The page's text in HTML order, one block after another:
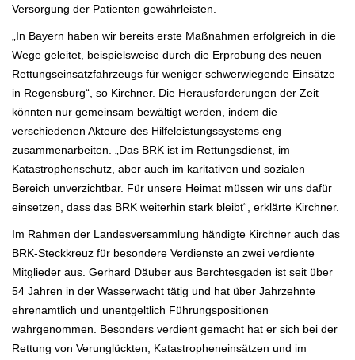
Versorgung der Patienten gewährleisten.
„In Bayern haben wir bereits erste Maßnahmen erfolgreich in die
Wege geleitet, beispielsweise durch die Erprobung des neuen
Rettungseinsatzfahrzeugs für weniger schwerwiegende Einsätze
in Regensburg“, so Kirchner. Die Herausforderungen der Zeit
könnten nur gemeinsam bewältigt werden, indem die
verschiedenen Akteure des Hilfeleistungssystems eng
zusammenarbeiten. „Das BRK ist im Rettungsdienst, im
Katastrophenschutz, aber auch im karitativen und sozialen
Bereich unverzichtbar. Für unsere Heimat müssen wir uns dafür
einsetzen, dass das BRK weiterhin stark bleibt“, erklärte Kirchner.
Im Rahmen der Landesversammlung händigte Kirchner auch das
BRK-Steckkreuz für besondere Verdienste an zwei verdiente
Mitglieder aus. Gerhard Däuber aus Berchtesgaden ist seit über
54 Jahren in der Wasserwacht tätig und hat über Jahrzehnte
ehrenamtlich und unentgeltlich Führungspositionen
wahrgenommen. Besonders verdient gemacht hat er sich bei der
Rettung von Verunglückten, Katastropheneinsätzen und im